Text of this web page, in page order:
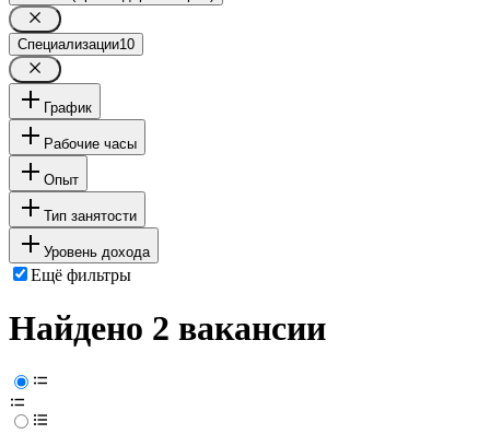
Специализации10
График
Рабочие часы
Опыт
Тип занятости
Уровень дохода
Ещё фильтры
Найдено 2 вакансии